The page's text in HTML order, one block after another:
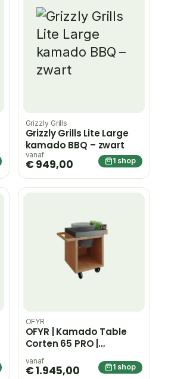
Grizzly Grills
Grizzly Grills Lite Large
kamado BBQ – zwart
vanaf
€ 949,00 1 shop
OFYR
OFYR | Kamado Table
Corten 65 PRO |
Concrete BGE
vanaf
€ 1.945,00 1 shop